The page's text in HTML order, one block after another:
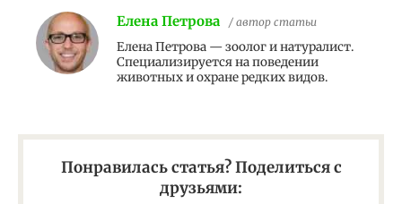
Елена Петрова / автор статьи
Елена Петрова — зоолог и натуралист.
Специализируется на поведении
животных и охране редких видов.
Понравилась статья? Поделиться с
друзьями: